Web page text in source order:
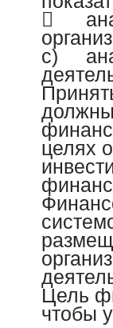

c)
целях
Цель
чтобы